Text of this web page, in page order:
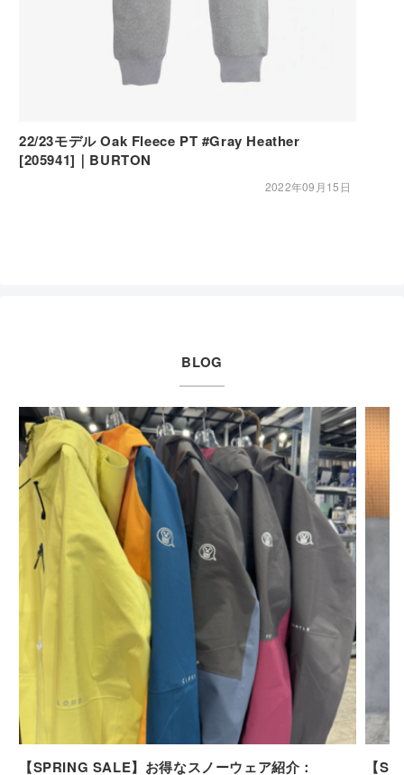
22/23モデル Oak Fleece PT #Gray Heather
[205941]｜BURTON
2022年09月15日
BLOG
【SPRING SALE】お得なスノーウェア紹介： 【